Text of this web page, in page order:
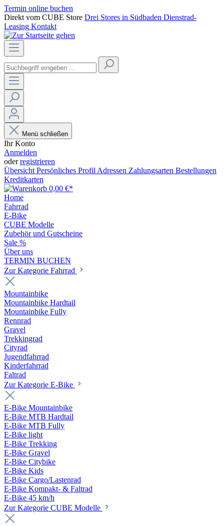
Termin online buchen
Direkt vom CUBE Store Drei Stores in Südbaden Dienstrad-
Leasing Kontakt
Menü schließen
Ihr Konto
Anmelden
oderregistrieren
Übersicht Persönliches Profil Adressen Zahlungsarten Bestellungen
Kreditkarten
0,00 €*
Home
Fahrrad
E-Bike
CUBE Modelle
Zubehör und Gutscheine
Sale %
Über uns
TERMIN BUCHEN
Zur Kategorie Fahrrad
Mountainbike
Mountainbike Hardtail
Mountainbike Fully
Rennrad
Gravel
Trekkingrad
Cityrad
Jugendfahrrad
Kinderfahrrad
Faltrad
Zur Kategorie E-Bike
E-Bike Mountainbike
E-Bike MTB Hardtail
E-Bike MTB Fully
E-Bike light
E-Bike Trekking
E-Bike Gravel
E-Bike Citybike
E-Bike Kids
E-Bike Cargo/Lastenrad
E-Bike Kompakt- & Faltrad
E-Bike 45 km/h
Zur Kategorie CUBE Modelle